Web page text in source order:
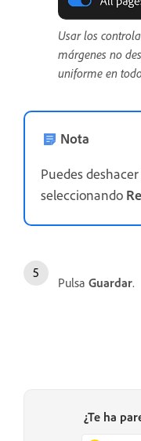
Usar los
márgenes no
uniforme en
Nota
Puedes
seleccionando
Pulsa Guardar.
¿Te ha